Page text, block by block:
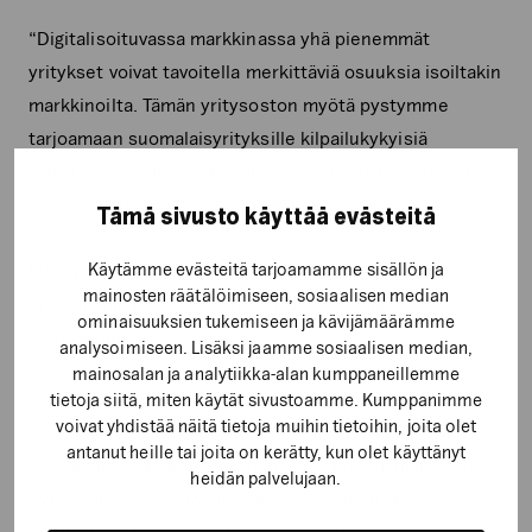
Tämä sivusto käyttää evästeitä
Käytämme evästeitä tarjoamamme sisällön ja
mainosten räätälöimiseen, sosiaalisen median
ominaisuuksien tukemiseen ja kävijämäärämme
analysoimiseen. Lisäksi jaamme sosiaalisen median,
mainosalan ja analytiikka-alan kumppaneillemme
tietoja siitä, miten käytät sivustoamme. Kumppanimme
voivat yhdistää näitä tietoja muihin tietoihin, joita olet
antanut heille tai joita on kerätty, kun olet käyttänyt
heidän palvelujaan.
“Digitalisoituvassa markkinassa yhä pienemmät
yritykset voivat tavoitella merkittäviä osuuksia isoiltakin
markkinoilta. Tämän yritysoston myötä pystymme
tarjoamaan suomalaisyrityksille kilpailukykyisiä
Saksan markkinoilta”, sanoo Mäenpää.
Mäenpää on vakuuttunut, että Generaxionin osaaminen
ja tavat toimia ovat laajennettavissa uusille
markkinoille.
“Datalähtöinen, luovuutta ja digitaalisia ratkaisuja
yhdistävä tapamme toimia on osoittautunut
tulokselliseksi Suomessa ja muissa Pohjoismaissa, ja